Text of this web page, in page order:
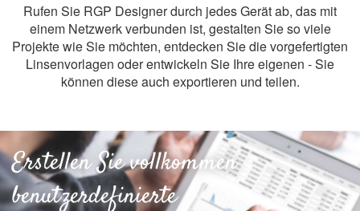
Rufen Sie RGP Designer durch jedes Gerät ab, das mit
einem Netzwerk verbunden ist, gestalten Sie so viele
Projekte wie Sie möchten, entdecken Sie die vorgefertigten
Linsenvorlagen oder entwickeln Sie Ihre eigenen - Sie
können diese auch exportieren und teilen.
Erstellen Sie vollkommen
benutzerdefinierte